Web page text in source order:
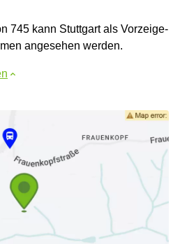
745 kann Stuttgart als Vorzeige-
angesehen werden.